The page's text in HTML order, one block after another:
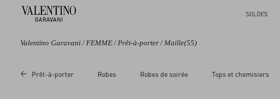
SOLDES
Valentino Garavani/ FEMME/ Prêt-à-porter/ Maille(55)
CouleurPrêt-à-porter Robes Robes de soirée Tops et chemisiers